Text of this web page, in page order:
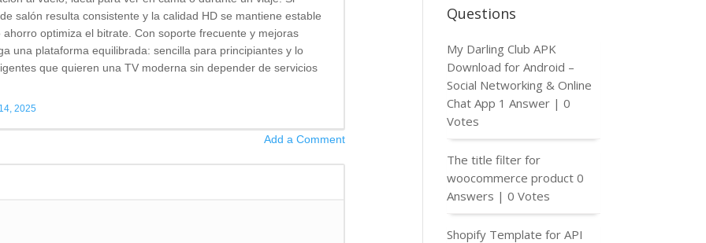
salón resulta consistente y la calidad HD se mantiene estable
optimiza el bitrate. Con soporte frecuente y mejoras
una plataforma equilibrada: sencilla para principiantes y lo
que quieren una TV moderna sin depender de servicios
2025
Add a Comment
Questions
My Darling Club APK
Download for Android –
Social Networking & Online
Chat App 1 Answer |0
Votes
The title filter for
woocommerce product 0
Answers |0 Votes
Shopify Template for API